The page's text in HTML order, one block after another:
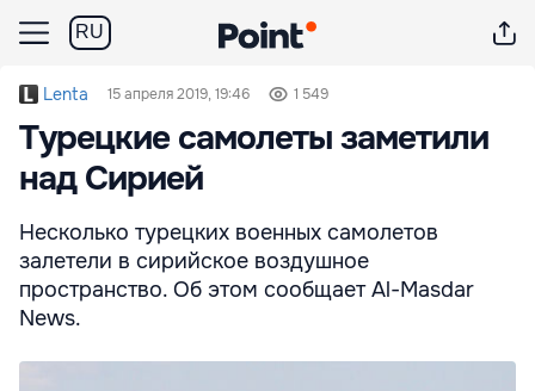
RU
Lenta 15 апреля 2019, 19:46 1 549
Турецкие самолеты заметили
над Сирией
Несколько турецких военных самолетов
залетели в сирийское воздушное
пространство. Об этом сообщает Al-Masdar
News.